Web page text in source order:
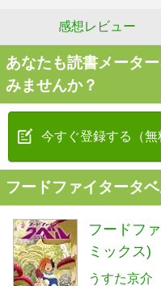
感想レビュー
あなたも読書メータ
みませんか？
今すぐ登録する（無
フードファイタータ
フードフ
ミックス)
うすた京介